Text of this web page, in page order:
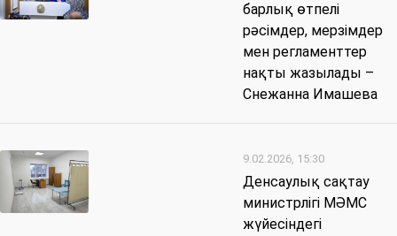
барлық өтпелі
рәсімдер, мерзімдер
мен регламенттер
нақты жазылады –
Снежанна Имашева
9.02.2026, 15:30
Денсаулық сақтау
министрлігі МӘМС
жүйесіндегі